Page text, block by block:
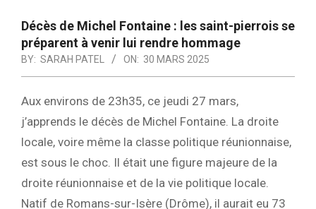
Décès de Michel Fontaine : les saint-pierrois se
préparent à venir lui rendre hommage
BY: SARAH PATEL ON: 30 MARS 2025
Aux environs de 23h35, ce jeudi 27 mars,
j’apprends le décès de Michel Fontaine. La droite
locale, voire même la classe politique réunionnaise,
est sous le choc. Il était une figure majeure de la
droite réunionnaise et de la vie politique locale.
Natif de Romans-sur-Isère (Drôme), il aurait eu 73